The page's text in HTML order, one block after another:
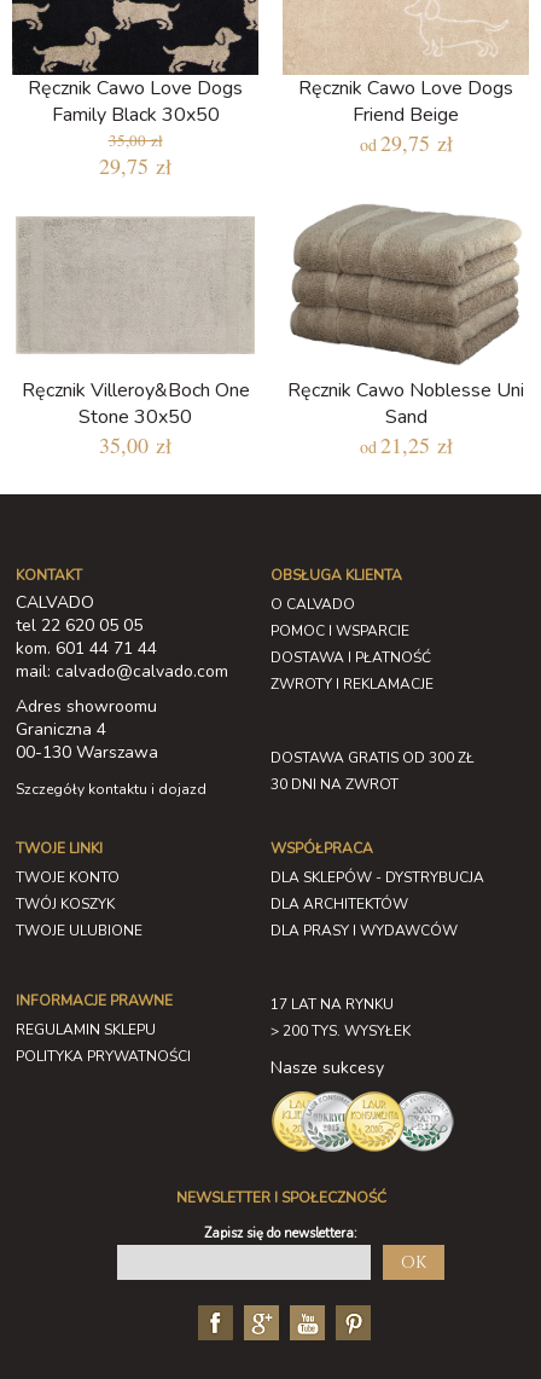
Ręcznik Cawo Love Dogs
Family Black 30x50
35,00 zł
29,75 zł
Ręcznik Cawo Love Dogs
Friend Beige
od29,75 zł
Ręcznik Villeroy&Boch One
Stone 30x50
35,00 zł
Ręcznik Cawo Noblesse Uni
Sand
od21,25 zł
KONTAKT
CALVADO
tel 22 620 05 05
kom. 601 44 71 44
mail: calvado@calvado.com
Adres showroomu
Graniczna 4
00-130 Warszawa
Szczegóły kontaktu i dojazd
OBSŁUGA KLIENTA
O CALVADO
POMOC I WSPARCIE
DOSTAWA I PŁATNOŚĆ
ZWROTY I REKLAMACJE
DOSTAWA GRATIS OD 300 ZŁ
30 DNI NA ZWROT
TWOJE LINKI
TWOJE KONTO
TWÓJ KOSZYK
TWOJE ULUBIONE
INFORMACJE PRAWNE
REGULAMIN SKLEPU
POLITYKA PRYWATNOŚCI
WSPÓŁPRACA
DLA SKLEPÓW - DYSTRYBUCJA
DLA ARCHITEKTÓW
DLA PRASY I WYDAWCÓW
17 LAT NA RYNKU
> 200 TYS. WYSYŁEK
Nasze sukcesy
NEWSLETTER I SPOŁECZNOŚĆ
Zapisz się do newslettera:
OK